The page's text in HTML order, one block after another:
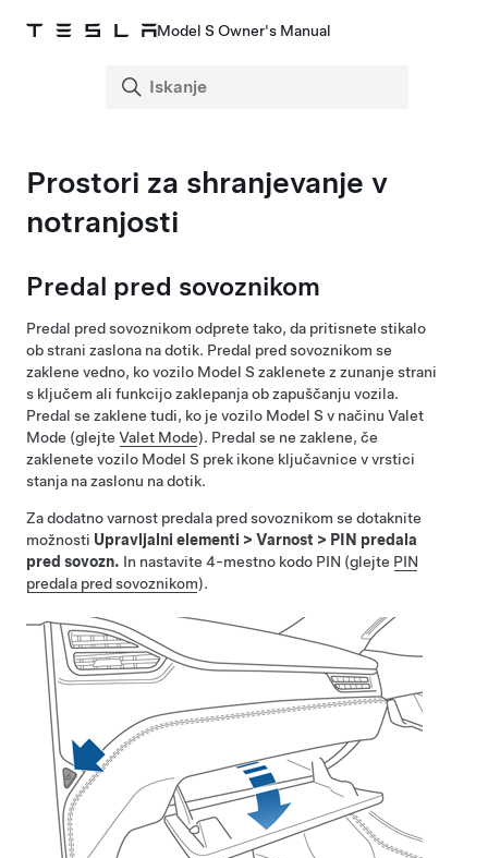
Model S Owner's Manual
Prostori za shranjevanje v
notranjosti
Predal pred sovoznikom
Predal pred sovoznikom odprete tako, da pritisnete stikalo
ob strani zaslona na dotik. Predal pred sovoznikom se
zaklene vedno, ko vozilo Model S zaklenete z zunanje strani
s ključem ali funkcijo zaklepanja ob zapuščanju vozila.
Predal se zaklene tudi, ko je vozilo Model S v načinu Valet
Mode (glejte Valet Mode). Predal se ne zaklene, če
zaklenete vozilo Model S prek ikone ključavnice v vrstici
stanja na zaslonu na dotik.
Za dodatno varnost predala pred sovoznikom se dotaknite
možnosti Upravljalni elementi > Varnost > PIN predala
pred sovozn. In nastavite 4-mestno kodo PIN (glejte PIN
predala pred sovoznikom).